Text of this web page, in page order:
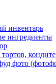
инвентарь
ингредиенты
фото